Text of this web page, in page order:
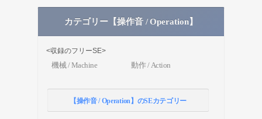
カテゴリー【操作音 / Operation】
<収録のフリーSE>
機械 / Machine 動作 / Action
【操作音 / Operation】のSEカテゴリー